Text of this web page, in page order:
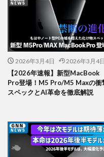
2026年3月4日 2026年3月4日
【2026年速報】新型MacBook
Pro登場！M5 Pro/M5 Maxの衝
スペックとAI革命を徹底解説